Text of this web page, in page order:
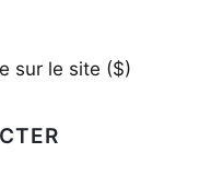
sur le site ($)